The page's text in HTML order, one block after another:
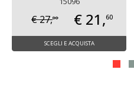
€ 27,00 € 21,60
SCEGLI E ACQUISTA